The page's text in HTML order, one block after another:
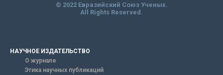
© 2022 Евразийский Союз Ученых.
All Rights Reserved.
НАУЧНОЕ ИЗДАТЕЛЬСТВО
О журнале
Этика научных публикаций